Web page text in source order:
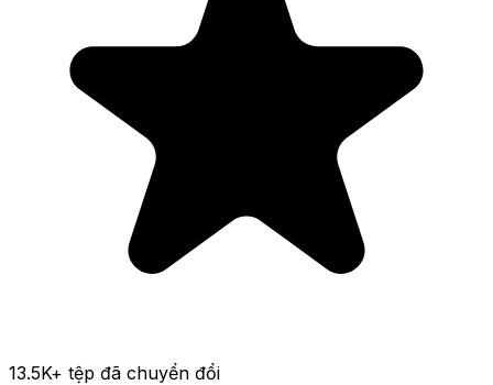
13.5K+ tệp đã chuyển đổi